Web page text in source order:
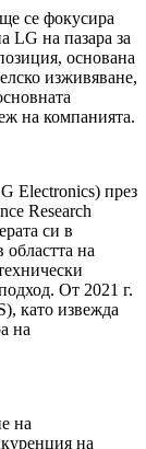
се фокусира
LG на пазара за
основана
изживяване,
на компанията.
Electronics) през
Research
си в
областта на
От 2021 г.
като извежда
на
на
на